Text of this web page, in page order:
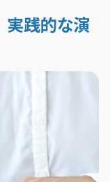
践的な演